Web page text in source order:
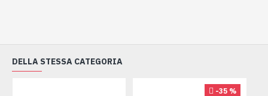
DELLA STESSA CATEGORIA
-35 %